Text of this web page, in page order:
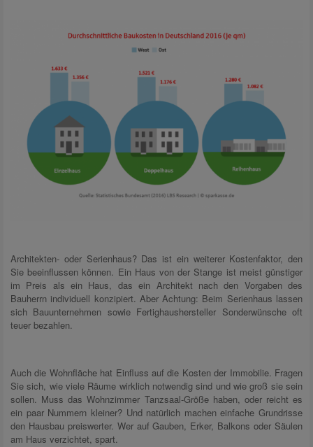
Architekten- oder Serienhaus? Das ist ein weiterer Kostenfaktor, den
Sie beeinflussen können. Ein Haus von der Stange ist meist günstiger
im Preis als ein Haus, das ein Architekt nach den Vorgaben des
Bauherrn individuell konzipiert. Aber Achtung: Beim Serienhaus lassen
sich Bauunternehmen sowie Fertighaushersteller Sonderwünsche oft
teuer bezahlen.
Auch die Wohnfläche hat Einfluss auf die Kosten der Immobilie. Fragen
Sie sich, wie viele Räume wirklich notwendig sind und wie groß sie sein
sollen. Muss das Wohnzimmer Tanzsaal-Größe haben, oder reicht es
ein paar Nummern kleiner? Und natürlich machen einfache Grundrisse
den Hausbau preiswerter. Wer auf Gauben, Erker, Balkons oder Säulen
am Haus verzichtet, spart.